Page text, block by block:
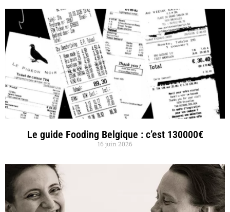
Le guide Fooding Belgique : c’est 130000€
16 juin 2026